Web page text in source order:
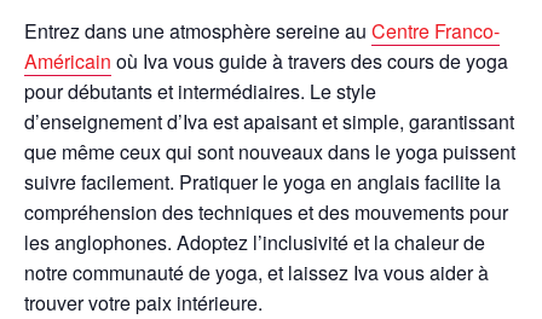
Entrez dans une atmosphère sereine au Centre Franco-
Américain où Iva vous guide à travers des cours de yoga
pour débutants et intermédiaires. Le style
d’enseignement d’Iva est apaisant et simple, garantissant
que même ceux qui sont nouveaux dans le yoga puissent
suivre facilement. Pratiquer le yoga en anglais facilite la
compréhension des techniques et des mouvements pour
les anglophones. Adoptez l’inclusivité et la chaleur de
notre communauté de yoga, et laissez Iva vous aider à
trouver votre paix intérieure.